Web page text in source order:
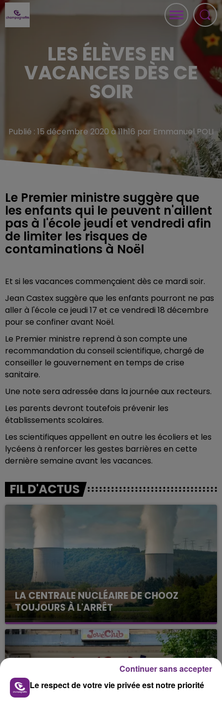
LES ÉLÈVES EN
VACANCES DÈS CE
SOIR
Publié : 15 décembre 2020 à 11h16 par Emmanuel POLI
Le Premier ministre suggère que
les enfants qui le peuvent n'aillent
pas à l'école jeudi et vendredi afin
de limiter les risques de
contaminations à Noël
Et si les vacances commençaient dès ce mardi soir.
Jean Castex suggère que les enfants pourront ne pas
aller à l'école ce jeudi 17 et ce vendredi 18 décembre
pour se confiner avant Noël.
Le Premier ministre reprend à son compte une
recommandation du conseil scientifique, chargé de
conseiller le gouvernement en temps de crise
sanitaire.
Une note sera adressée dans la journée aux recteurs.
Les parents devront toutefois prévenir les
établissements scolaires.
Les scientifiques appellent en outre les écoliers et les
lycéens à renforcer les gestes barrières en cette
dernière semaine avant les vacances.
FIL D'ACTUS
LA CENTRALE NUCLÉAIRE DE CHOOZ
TOUJOURS À L'ARRÊT
Cela fait déjà une semaine que la centrale
nucléaire ardennaise est à l'arrêt. Une situation
justifiée par la sécheresse intense qui est toujours
présente.
Le respect de votre vie privée est notre priorité
Continuer sans accepter